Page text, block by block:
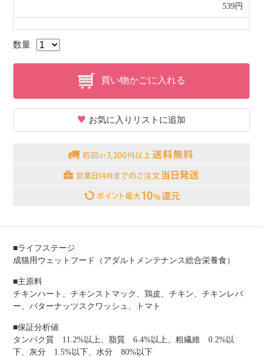
539円
数量
買い物かごに入れる
お気に入りリストに追加
■ライフステージ
成猫用ウェットフード（アダルトメンテナンス総合栄養食）
■主原料
チキンハート、チキンストマック、鶏皮、チキン、チキンレバ
ー、バターナッツスクワッシュ、トマト
■保証分析値
タンパク質 11.2%以上、脂質 6.4%以上、粗繊維 0.2%以
下、灰分 1.5%以下、水分 80%以下